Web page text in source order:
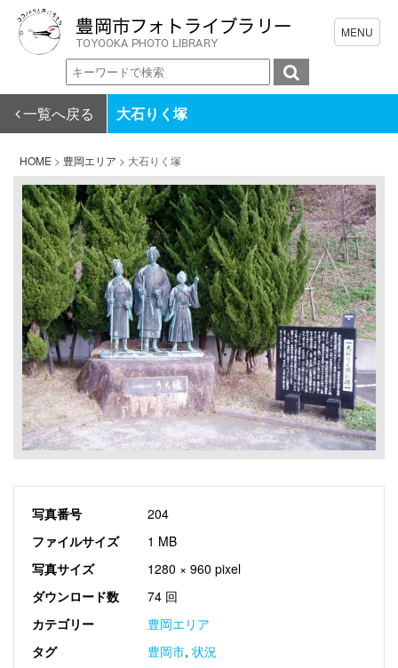
一覧へ戻る 大石りく塚
HOME > 豊岡エリア > 大石りく塚
写真番号
204
ファイルサイズ
1 MB
写真サイズ
1280 × 960 pixel
ダウンロード数
74 回
カテゴリー
豊岡エリア
タグ
豊岡市, 状況